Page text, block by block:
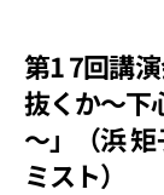
第1 7回講
抜くか～下
～」（浜
ミスト）